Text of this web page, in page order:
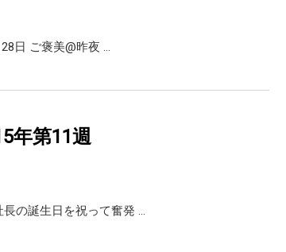
日 ご褒美@昨夜 …
年第11週
の誕生日を祝って奮発 …